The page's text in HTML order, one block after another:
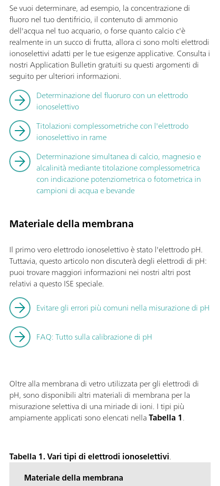
Se vuoi determinare, ad esempio, la concentrazione di
fluoro nel tuo dentifricio, il contenuto di ammonio
dell'acqua nel tuo acquario, o forse quanto calcio c'è
realmente in un succo di frutta, allora ci sono molti elettrodi
ionoselettivi adatti per le tue esigenze applicative. Consulta i
nostri Application Bulletin gratuiti su questi argomenti di
seguito per ulteriori informazioni.
Determinazione del fluoruro con un elettrodo
ionoselettivo
Titolazioni complessometriche con l'elettrodo
ionoselettivo in rame
Determinazione simultanea di calcio, magnesio e
alcalinità mediante titolazione complessometrica
con indicazione potenziometrica o fotometrica in
campioni di acqua e bevande
Materiale della membrana
Il primo vero elettrodo ionoselettivo è stato l'elettrodo pH.
Tuttavia, questo articolo non discuterà degli elettrodi di pH:
puoi trovare maggiori informazioni nei nostri altri post
relativi a questo ISE speciale.
Evitare gli errori più comuni nella misurazione di pH
FAQ: Tutto sulla calibrazione di pH
Oltre alla membrana di vetro utilizzata per gli elettrodi di
pH, sono disponibili altri materiali di membrana per la
misurazione selettiva di una miriade di ioni. I tipi più
ampiamente applicati sono elencati nellaTabella 1.
Tabella 1. Vari tipi di elettrodi ionoselettivi.
Materiale della membrana